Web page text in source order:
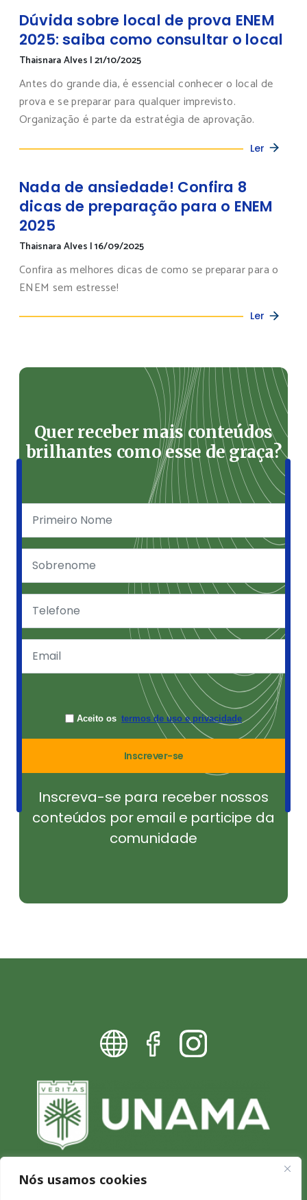
Nós usamos cookies
Dúvida sobre local de prova ENEM
2025: saiba como consultar o local
Thaisnara Alves |21/10/2025
Antes do grande dia, é essencial conhecer o local de
prova e se preparar para qualquer imprevisto.
Organização é parte da estratégia de aprovação.
Ler
Nada de ansiedade! Confira 8
dicas de preparação para o ENEM
2025
Thaisnara Alves |16/09/2025
Confira as melhores dicas de como se preparar para o
ENEM sem estresse!
Ler
Quer receber mais conteúdos
brilhantes como esse de graça?
Aceito os termos de uso e privacidade
Inscrever-se
Inscreva-se para receber nossos
conteúdos por email e participe da
comunidade